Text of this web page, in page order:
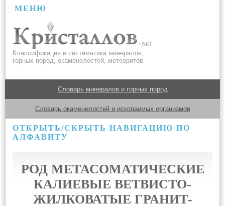
МЕНЮ
Классификация и систематика минералов,
горных пород, окаменелостей, метеоритов
Словарь минералов и горных пород
Словарь окаменелостей и ископаемых организмов
ОТКРЫТЬ/СКРЫТЬ НАВИГАЦИЮ ПО
АЛФАВИТУ
РОД МЕТАСОМАТИЧЕСКИЕ
КАЛИЕВЫЕ ВЕТВИСТО-
ЖИЛКОВАТЫЕ ГРАНИТ-